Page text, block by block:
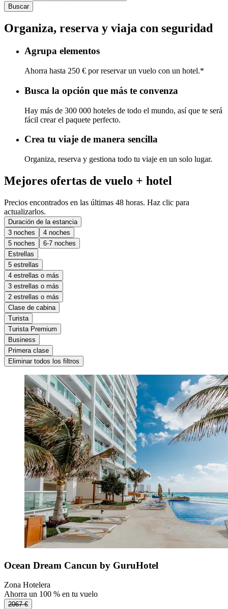
Buscar
Organiza, reserva y viaja con seguridad
Agrupa elementos
Ahorra hasta 250 € por reservar un vuelo con un hotel.*
Busca la opción que más te convenza
Hay más de 300 000 hoteles de todo el mundo, así que te será
fácil crear el paquete perfecto.
Crea tu viaje de manera sencilla
Organiza, reserva y gestiona todo tu viaje en un solo lugar.
Mejores ofertas de vuelo + hotel
Precios encontrados en las últimas 48 horas. Haz clic para
actualizarlos.
Duración de la estancia
3 noches
4 noches
5 noches
6-7 noches
Estrellas
5 estrellas
4 estrellas o más
3 estrellas o más
2 estrellas o más
Clase de cabina
Turista
Turista Premium
Business
Primera clase
Eliminar todos los filtros
Ocean Dream Cancun by GuruHotel
Zona Hotelera
Ahorra un 100 % en tu vuelo
2067 €